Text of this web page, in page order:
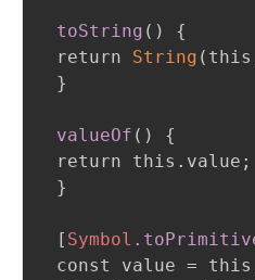
toString ( )
{
return String (
}
valueOf ( )
{
return this.value ;
}
[ Symbol
const value =